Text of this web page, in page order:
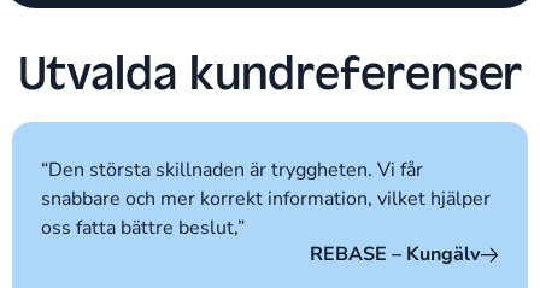
Utvalda kundreferenser
“Den största skillnaden är tryggheten. Vi får
snabbare och mer korrekt information, vilket hjälper
oss fatta bättre beslut,”
REBASE – Kungälv